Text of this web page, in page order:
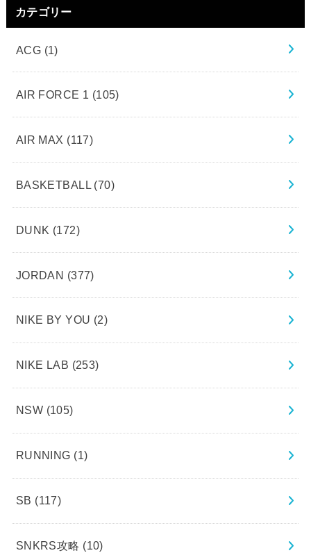
カテゴリー
ACG (1)
AIR FORCE 1 (105)
AIR MAX (117)
BASKETBALL (70)
DUNK (172)
JORDAN (377)
NIKE BY YOU (2)
NIKE LAB (253)
NSW (105)
RUNNING (1)
SB (117)
SNKRS攻略 (10)